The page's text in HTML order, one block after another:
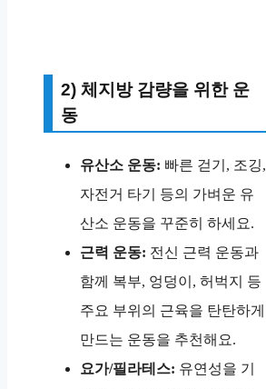
2) 체지방 감량을 위한 운
동
유산소 운동: 빠른 걷기, 조깅,
자전거 타기 등의 가벼운 유
산소 운동을 꾸준히 하세요.
근력 운동: 전신 근력 운동과
함께 복부, 엉덩이, 허벅지 등
주요 부위의 근육을 탄탄하게
만드는 운동을 추천해요.
요가/필라테스: 유연성을 기